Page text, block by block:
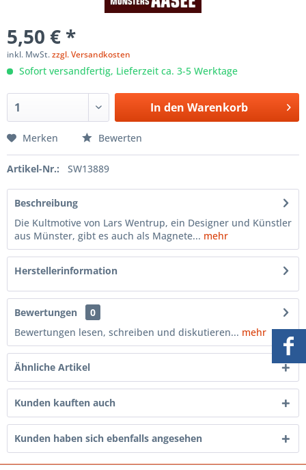
5,50 € *
inkl. MwSt.zzgl. Versandkosten
Sofort versandfertig, Lieferzeit ca. 3-5 Werktage
In den Warenkorb
Merken Bewerten
Artikel-Nr.: SW13889
Beschreibung
Die Kultmotive von Lars Wentrup, ein Designer und Künstler
aus Münster, gibt es auch als Magnete... mehr
Herstellerinformation
Bewertungen
0
Bewertungen lesen, schreiben und diskutieren... mehr
Ähnliche Artikel
Kunden kauften auch
Kunden haben sich ebenfalls angesehen